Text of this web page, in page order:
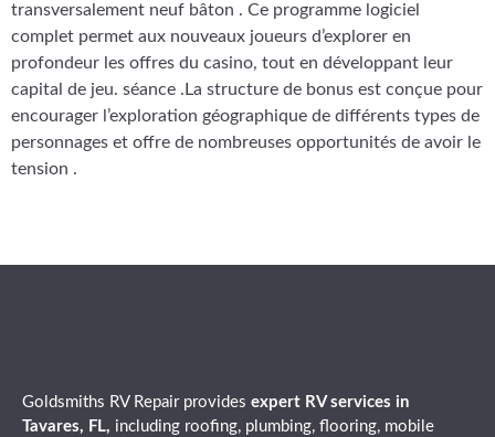
transversalement neuf bâton . Ce programme logiciel
complet permet aux nouveaux joueurs d’explorer en
profondeur les offres du casino, tout en développant leur
capital de jeu. séance .La structure de bonus est conçue pour
encourager l’exploration géographique de différents types de
personnages et offre de nombreuses opportunités de avoir le
tension .
Goldsmiths RV Repair provides expert RV services in
Tavares, FL, including roofing, plumbing, flooring, mobile